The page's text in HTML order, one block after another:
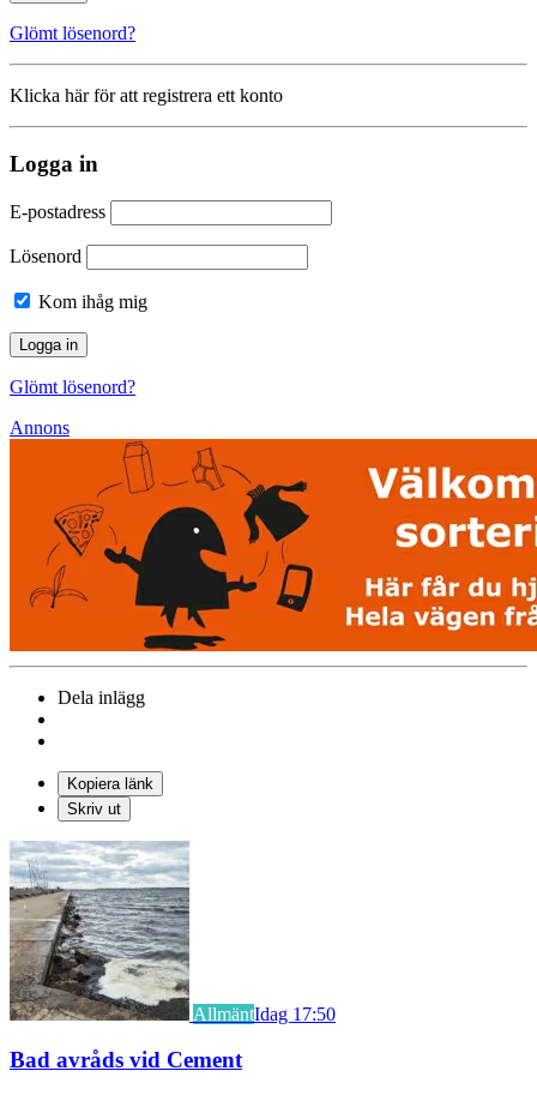
Glömt lösenord?
Klicka här för att registrera ett konto
Logga in
E-postadress
Lösenord
Kom ihåg mig
Glömt lösenord?
Annons
Dela inlägg
Kopiera länk
Skriv ut
AllmäntIdag 17:50
Bad avråds vid Cement